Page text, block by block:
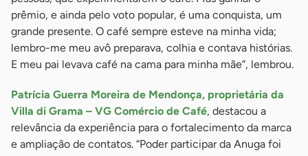
prêmio, e ainda pelo voto popular, é uma conquista, um
grande presente. O café sempre esteve na minha vida;
lembro-me meu avô preparava, colhia e contava histórias.
E meu pai levava café na cama para minha mãe”, lembrou.
Patrícia Guerra Moreira de Mendonça, proprietária da
Villa di Grama – VG Comércio de Café, destacou a
relevância da experiência para o fortalecimento da marca
e ampliação de contatos. “Poder participar da Anuga foi